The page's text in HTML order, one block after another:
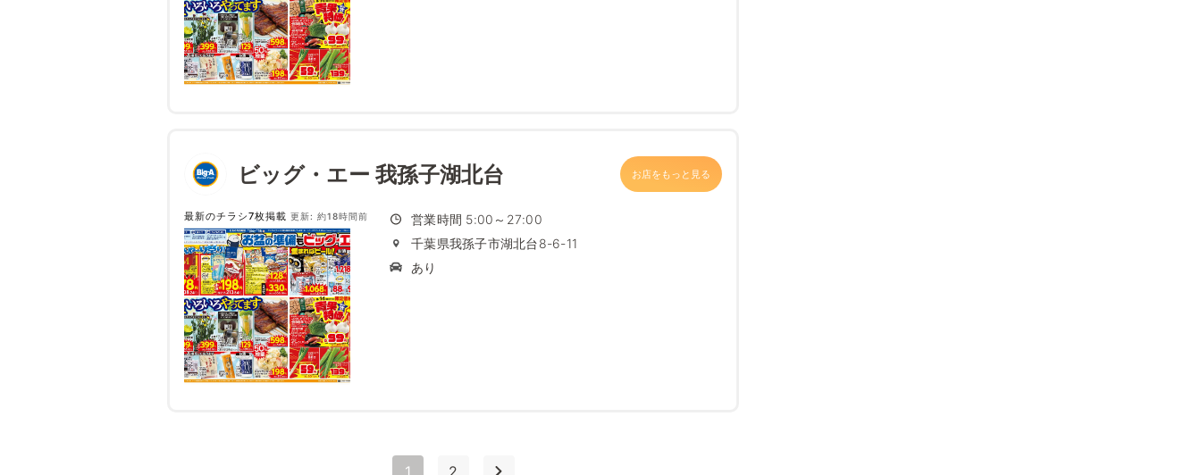
ビッグ・エー 我孫子湖北台 お店をもっと見る
最新のチラシ7枚掲載 更新: 約18時間前
営業時間 5:00～27:00
千葉県我孫子市湖北台8-6-11
あり
1 2